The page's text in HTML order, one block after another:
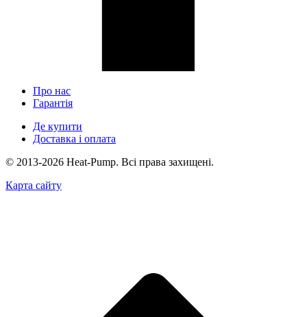
Про нас
Гарантія
Де купити
Доставка і оплата
© 2013-2026 Heat-Pump. Всі права захищені.
Карта сайту